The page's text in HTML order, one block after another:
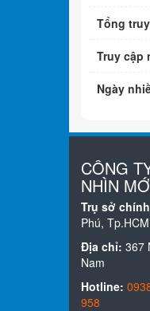
Tổng
Truy cập
Ngày
CÔNG
NHÌN
Trụ sở
Phú, Tp.HCM
Địa chỉ: 367
Nam
Hotline:
958